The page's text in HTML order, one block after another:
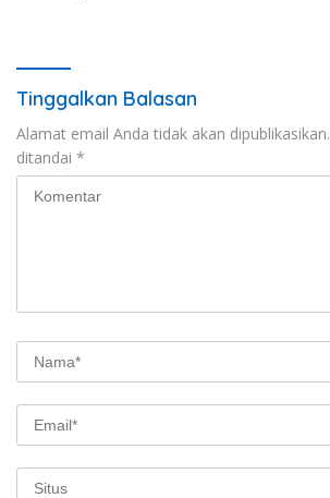
Tinggalkan Balasan
Alamat email Anda tidak akan dipublikasikan.
ditandai *